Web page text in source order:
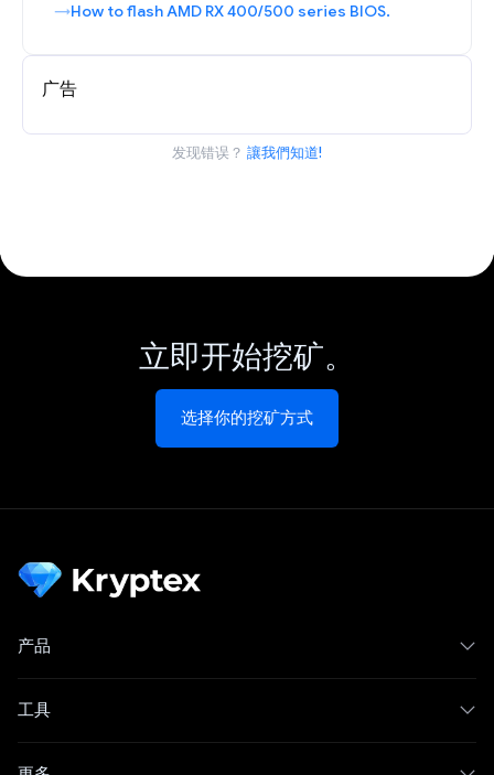
How to flash AMD RX 400/500 series BIOS.
广告
发现错误？ 讓我們知道!
立即开始挖矿。
选择你的挖矿方式
产品
工具